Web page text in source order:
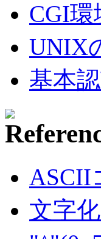
CGI環
UNIX
基本
ASCII
文字